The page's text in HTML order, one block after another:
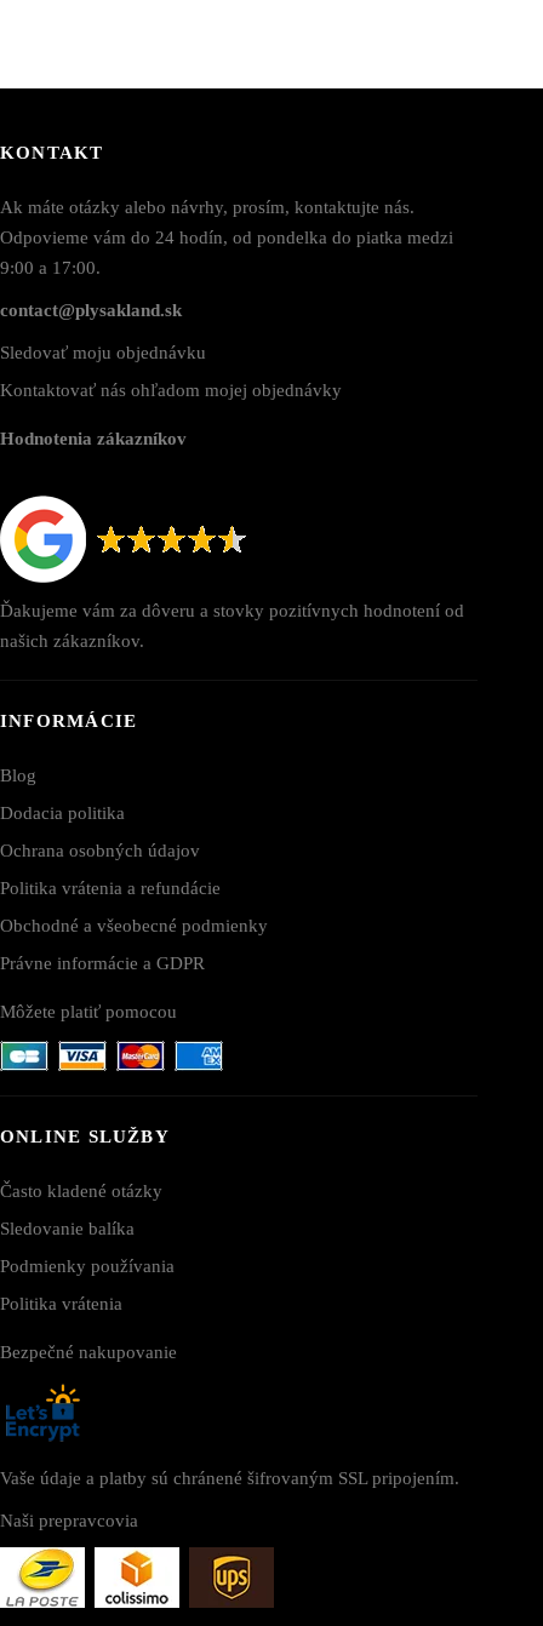
KONTAKT
Ak máte otázky alebo návrhy, prosím, kontaktujte nás.
Odpovieme vám do 24 hodín, od pondelka do piatka medzi
9:00 a 17:00.
contact@plysakland.sk
Sledovať moju objednávku
Kontaktovať nás ohľadom mojej objednávky
Hodnotenia zákazníkov
Ďakujeme vám za dôveru a stovky pozitívnych hodnotení od
našich zákazníkov.
INFORMÁCIE
Blog
Dodacia politika
Ochrana osobných údajov
Politika vrátenia a refundácie
Obchodné a všeobecné podmienky
Právne informácie a GDPR
Môžete platiť pomocou
ONLINE SLUŽBY
Často kladené otázky
Sledovanie balíka
Podmienky používania
Politika vrátenia
Bezpečné nakupovanie
Vaše údaje a platby sú chránené šifrovaným SSL pripojením.
Naši prepravcovia